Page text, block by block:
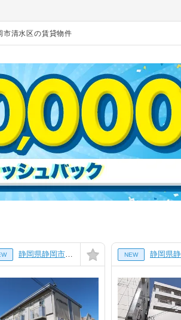
市清水区の賃貸物件
静岡県静岡市清水区三保の賃貸アパート NEW 静岡県静岡市清水区巴町の